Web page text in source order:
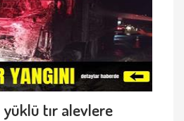
tır alevlere